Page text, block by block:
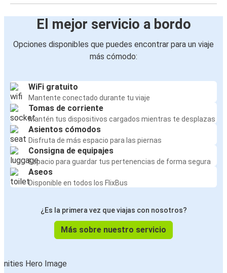
El mejor servicio a bordo
Opciones disponibles que puedes encontrar para un viaje
más cómodo:
WiFi gratuito
Mantente conectado durante tu viaje
Tomas de corriente
Mantén tus dispositivos cargados mientras te desplazas
Asientos cómodos
Disfruta de más espacio para las piernas
Consigna de equipajes
Espacio para guardar tus pertenencias de forma segura
Aseos
Disponible en todos los FlixBus
¿Es la primera vez que viajas con nosotros?
Más sobre nuestro servicio